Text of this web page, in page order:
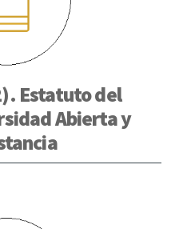
Estatuto del
Abierta y